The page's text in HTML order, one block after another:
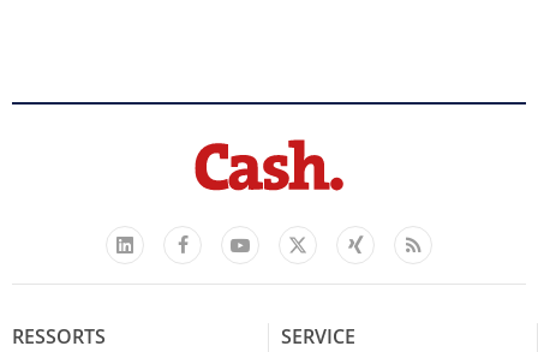
LinkedIn
FacebookYouTube
X
Xing Feed
RESSORTS SERVICE